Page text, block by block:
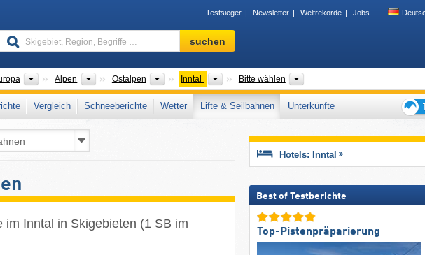
Testsieger Newsletter Weltrekorde Jobs
Skigebiet,
Region,
…
suchen
Kontinente
Alpen Gebirgszüge
Ostalpen Gebirgszüge
Inntal Bitte wählen
Bitte wählen
Vergleich Schneeberichte Wetter Lifte & Seilbahnen
Unterkünfte
für
Inntal in Skigebieten (1 SB im
Hotels: Inntal
Best of Testberichte
Top-Pistenpräparierung